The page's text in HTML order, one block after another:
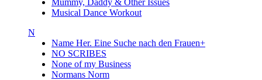
Mummy, Daddy & Other Issues
Musical Dance Workout
N
Name Her. Eine Suche nach den Frauen+
NO SCRIBES
None of my Business
Normans Norm